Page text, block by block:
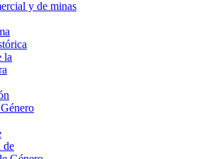
y de minas
la
de